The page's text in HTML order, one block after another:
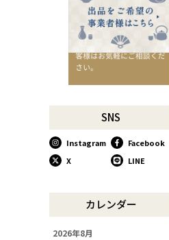
行平鍋があればたいていのこ
とは大丈夫。
馬毛歯ブラシがオススメな理
お祝い事に欠かせない「ミニ
使い込んで育てる道具、卵焼
き鍋
リンゴのための魅せるナイフ
『pomme』
「毎日納豆を食べていま
SNS
Instagram
Facebook
X
LINE
カレンダー
2026年8月